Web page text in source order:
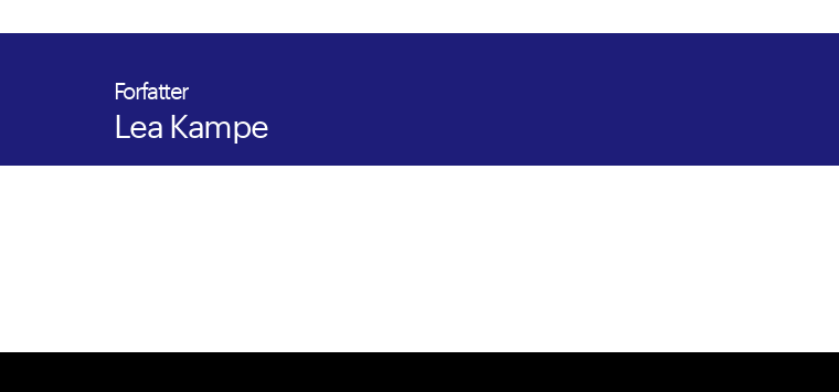
Forfatter
Lea Kampe
Forfatter tilEn engel i Warszawa, der er historien om Irena